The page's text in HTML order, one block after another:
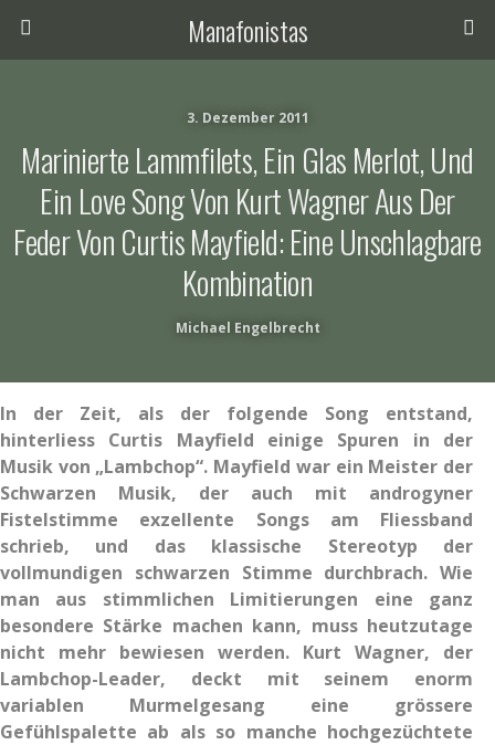
Manafonistas
3. Dezember 2011
Marinierte Lammfilets, Ein Glas Merlot, Und
Ein Love Song Von Kurt Wagner Aus Der
Feder Von Curtis Mayfield: Eine Unschlagbare
Kombination
Michael Engelbrecht
In der Zeit, als der folgende Song entstand,
hinterliess Curtis Mayfield einige Spuren in der
Musik von „Lambchop“. Mayfield war ein Meister der
Schwarzen Musik, der auch mit androgyner
Fistelstimme exzellente Songs am Fliessband
schrieb, und das klassische Stereotyp der
vollmundigen schwarzen Stimme durchbrach. Wie
man aus stimmlichen Limitierungen eine ganz
besondere Stärke machen kann, muss heutzutage
nicht mehr bewiesen werden. Kurt Wagner, der
Lambchop-Leader, deckt mit seinem enorm
variablen Murmelgesang eine grössere
Gefühlspalette ab als so manche hochgezüchtete